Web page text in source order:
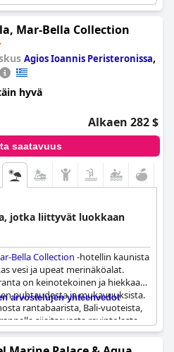
Mar-Bella Collection
Agios Ioannis Peristeronissa,
hyvä
Alkaen 282 $
saatavuus
jotka liittyvät luokkaan
Bella Collection -hotellin kaunista
vesi ja upeat merinäköalat.
on keinotekoinen ja hiekkaa
puhtaudesta ja mukavuuksista.
rantabaarista, Bali-vuoteista,
sijaitsevasta ravintolasta.
rannan ja vesipuiston hyvää
että ranta ei ole niin sopiva
arvostelujen yhteenvedot